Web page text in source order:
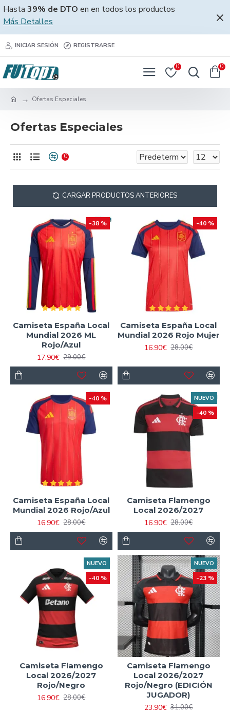
Hasta 39% de DTO en en todos los productos
Más Detalles
INICIAR SESIÓN REGISTRARSE
0 0
Ofertas Especiales
Ofertas Especiales
0
CARGAR PRODUCTOS ANTERIORES
-38 %
Camiseta España Local
Mundial 2026 ML
Rojo/Azul
17.90€ 29.00€
-40 %
Camiseta España Local
Mundial 2026 Rojo Mujer
16.90€ 28.00€
-40 %
Camiseta España Local
Mundial 2026 Rojo/Azul
16.90€ 28.00€
NUEVO
-40 %
Camiseta Flamengo
Local 2026/2027
16.90€ 28.00€
NUEVO
-40 %
Camiseta Flamengo
Local 2026/2027
Rojo/Negro
16.90€ 28.00€
NUEVO
-23 %
Camiseta Flamengo
Local 2026/2027
Rojo/Negro (EDICIÓN
JUGADOR)
23.90€ 31.00€